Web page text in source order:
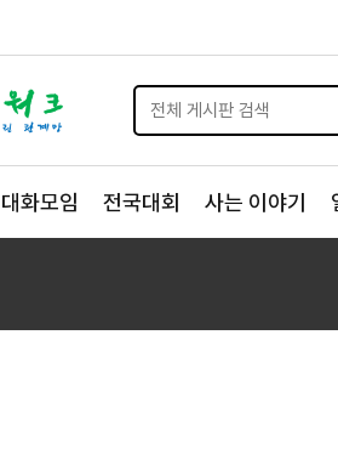
대화모임 전국대회 사는 이야기